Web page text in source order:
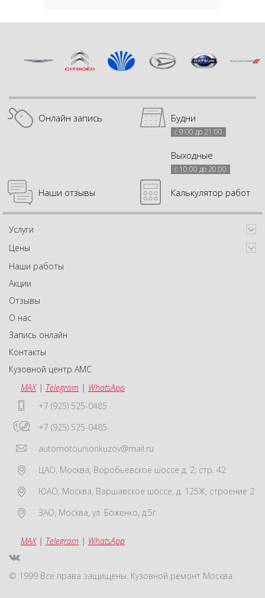
Онлайн запись Будни
с 9:00 до 21:00
Выходные
с 10:00 до 20:00
Наши отзывы Калькулятор работ
Услуги
Цены
Наши работы
Акции
Отзывы
О нас
Запись онлайн
Контакты
Кузовной центр АМС
MAX| Telegram | WhatsApp
+7 (925) 525-0485
+7 (925) 525-0485
automotounionkuzov@mail.ru
ЦАО, Москва, Воробьевское шоссе д. 2, стр. 42
ЮАО, Москва, Варшавское шоссе, д. 125Ж, строение 2
ЗАО, Москва, ул. Боженко, д.5г
MAX| Telegram | WhatsApp
© 1999 Все права защищены. Кузовной ремонт Москва.